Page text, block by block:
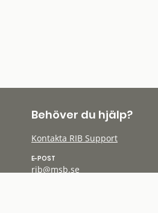
Behöver du hjälp?
Kontakta RIB Support
E-POST
rib@msb.se